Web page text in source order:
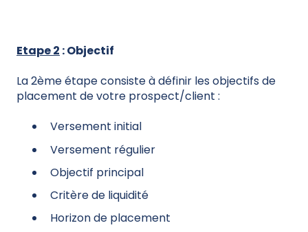
Etape 2 : Objectif
La 2ème étape consiste à définir les objectifs de
placement de votre prospect/client :
Versement initial
Versement régulier
Objectif principal
Critère de liquidité
Horizon de placement